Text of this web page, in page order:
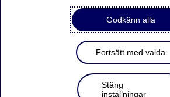
Godkänn alla
Fortsätt med valda
Stäng
inställningar